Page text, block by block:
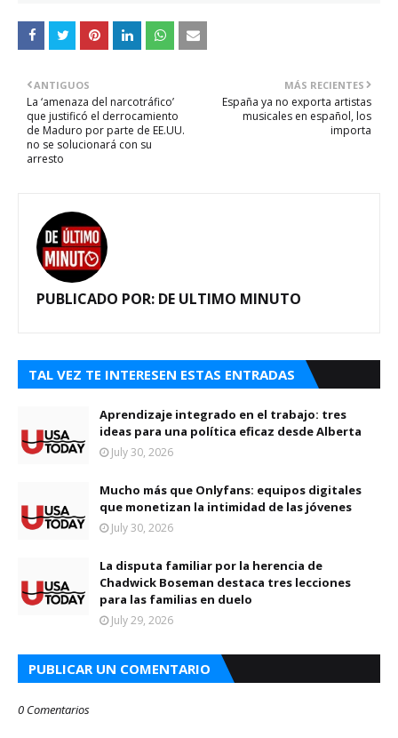
MÁS RECIENTES
España ya no exporta artistas
musicales en español, los
importa
ANTIGUOS
La ‘amenaza del narcotráfico’
que justificó el derrocamiento
de Maduro por parte de EE.UU.
no se solucionará con su
arresto
PUBLICADO POR: DE ULTIMO MINUTO
TAL VEZ TE INTERESEN ESTAS ENTRADAS
Aprendizaje integrado en el trabajo: tres
ideas para una política eficaz desde Alberta
July 30, 2026
Mucho más que Onlyfans: equipos digitales
que monetizan la intimidad de las jóvenes
July 30, 2026
La disputa familiar por la herencia de
Chadwick Boseman destaca tres lecciones
para las familias en duelo
July 29, 2026
PUBLICAR UN COMENTARIO
0 Comentarios